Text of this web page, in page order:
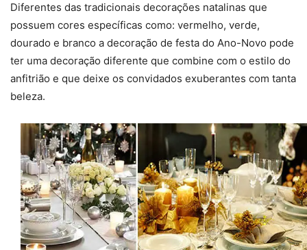
Diferentes das tradicionais decorações natalinas que
possuem cores específicas como: vermelho, verde,
dourado e branco a decoração de festa do Ano-Novo pode
ter uma decoração diferente que combine com o estilo do
anfitrião e que deixe os convidados exuberantes com tanta
beleza.